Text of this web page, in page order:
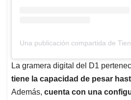
Una publicación compartida de
La gramera digital del D1
tiene la capacidad de pesar
Además, cuenta con una